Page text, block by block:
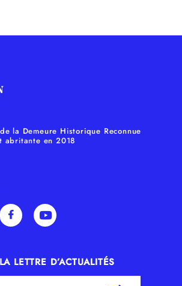
la Demeure Historique Reconnue
abritante en 2018
LETTRE D’ACTUALITÉS